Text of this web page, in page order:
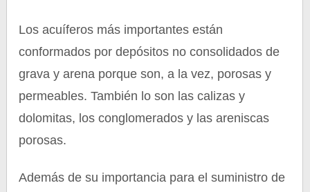
Los acuíferos más importantes están
conformados por depósitos no consolidados de
grava y arena porque son, a la vez, porosas y
permeables. También lo son las calizas y
dolomitas, los conglomerados y las areniscas
porosas.
Además de su importancia para el suministro de